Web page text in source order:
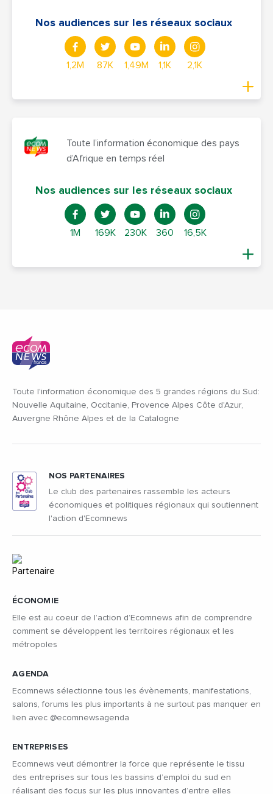
Nos audiences sur les réseaux sociaux
1,2M 87K 1,49M 1,1K 2,1K
Toute l’information économique des pays
d’Afrique en temps réel
Nos audiences sur les réseaux sociaux
1M 169K 230K 360 16,5K
Toute l'information économique des 5 grandes régions du Sud:
Nouvelle Aquitaine, Occitanie, Provence Alpes Côte d'Azur,
Auvergne Rhône Alpes et de la Catalogne
ÉCONOMIE
Elle est au coeur de l’action d’Ecomnews afin de comprendre
comment se développent les territoires régionaux et les
métropoles
AGENDA
Ecomnews sélectionne tous les évènements, manifestations,
salons, forums les plus importants à ne surtout pas manquer en
lien avec @ecomnewsagenda
ENTREPRISES
Ecomnews veut démontrer la force que représente le tissu
des entreprises sur tous les bassins d’emploi du sud en
réalisant des focus sur les plus innovantes d’entre elles
NOS PARTENAIRES
Le club des partenaires rassemble les acteurs
économiques et politiques régionaux qui soutiennent
l'action d'Ecomnews